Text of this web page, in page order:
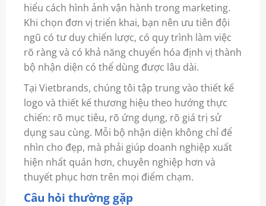
hiểu cách hình ảnh vận hành trong marketing.
Khi chọn đơn vị triển khai, bạn nên ưu tiên đội
ngũ có tư duy chiến lược, có quy trình làm việc
rõ ràng và có khả năng chuyển hóa định vị thành
bộ nhận diện có thể dùng được lâu dài.
Tại Vietbrands, chúng tôi tập trung vào thiết kế
logo và thiết kế thương hiệu theo hướng thực
chiến: rõ mục tiêu, rõ ứng dụng, rõ giá trị sử
dụng sau cùng. Mỗi bộ nhận diện không chỉ để
nhìn cho đẹp, mà phải giúp doanh nghiệp xuất
hiện nhất quán hơn, chuyên nghiệp hơn và
thuyết phục hơn trên mọi điểm chạm.
Câu hỏi thường gặp